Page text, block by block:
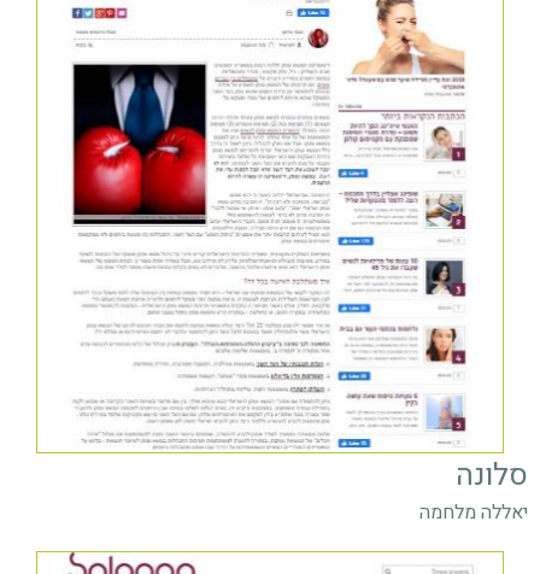
סלונה
יאללה מלחמה